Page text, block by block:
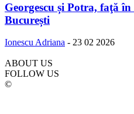
Georgescu și Potra, faţă
București
Ionescu Adriana - 23 02 2026
ABOUT US
FOLLOW US
©